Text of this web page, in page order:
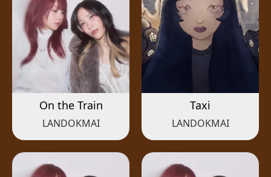
On the Train
LANDOKMAI
Taxi
LANDOKMAI